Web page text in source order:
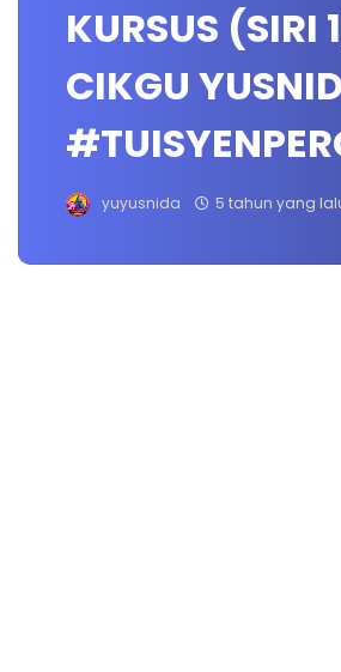
KURSUS (SIRI
CIKGU
yuyusnida 5 tahun yang